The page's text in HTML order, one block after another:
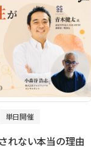
単日開催
れない本当の理由